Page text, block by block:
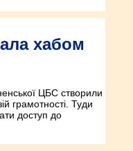
хабом
ЦБС створили
грамотності. Туди
доступ до